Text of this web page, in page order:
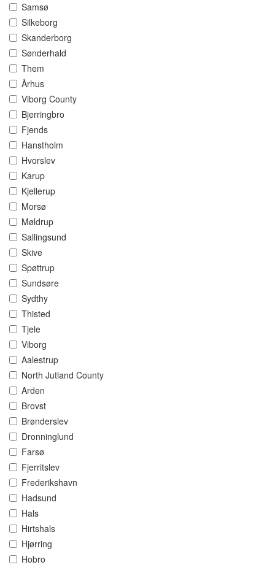
Samsø
Silkeborg
Skanderborg
Sønderhald
Them
Århus
Viborg County
Bjerringbro
Fjends
Hanstholm
Hvorslev
Karup
Kjellerup
Morsø
Møldrup
Sallingsund
Skive
Spøttrup
Sundsøre
Sydthy
Thisted
Tjele
Viborg
Aalestrup
North Jutland County
Arden
Brovst
Brønderslev
Dronninglund
Farsø
Fjerritslev
Frederikshavn
Hadsund
Hals
Hirtshals
Hjørring
Hobro